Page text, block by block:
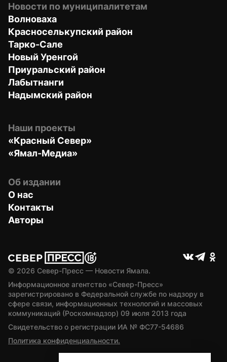
Новости по муниципалитетам
Волноваха
Красноселькупский район
Тарко-Сале
Новый Уренгой
Приуральский район
Лабытнанги
Надымский район
Наши проекты
«Красный Север»
«Ямал-Медиа»
Об издании
О нас
Контакты
Авторы
© 2026 Север-Пресс — Новости Ямала.
Информационное агентство «Север-Пресс»
зарегистрировано в Федеральной службе по надзору в
сфере связи, информационных технологий и массовых
коммуникаций (Роскомнадзор) 09 июля 2013 года
Свидетельство о регистрации ИА № ФС77-54686
Политика конфиденциальности.